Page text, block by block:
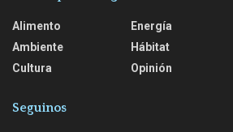
Alimento
Ambiente
Cultura
Energía
Hábitat
Opinión
Seguinos